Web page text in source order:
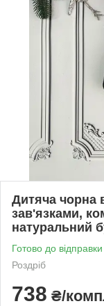
Дитяча чорна
зав'язками,
натуральний
Готово до відправки
Роздріб
738 ₴/